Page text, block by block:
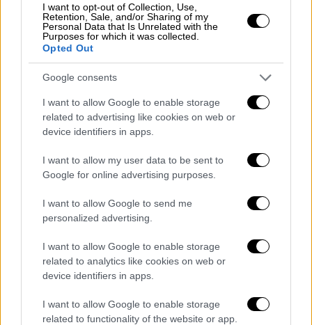
I want to opt-out of Collection, Use,
Retention, Sale, and/or Sharing of my
Personal Data that Is Unrelated with the
Purposes for which it was collected.
Opted Out
Google consents
I want to allow Google to enable storage
related to advertising like cookies on web or
device identifiers in apps.
I want to allow my user data to be sent to
Google for online advertising purposes.
I want to allow Google to send me
personalized advertising.
I want to allow Google to enable storage
related to analytics like cookies on web or
device identifiers in apps.
I want to allow Google to enable storage
related to functionality of the website or app.
Κόσμος|14.11.2021 23:00
Επίδομα για ρεύμα και ίντερνετ για
εργαζόμενους με τηλεργασία
Εταιρικό επίδομα για ρεύμα και ίντερνετ σε
όσους εργάζονται με τηλεργασία στην
Πορτογαλία